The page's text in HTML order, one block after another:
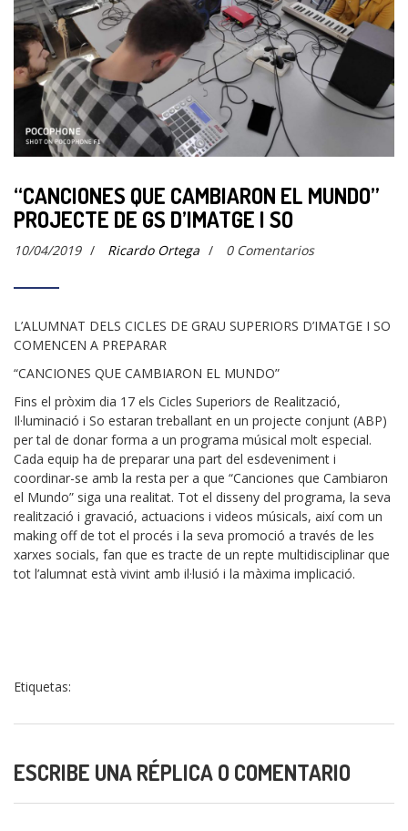
“CANCIONES QUE CAMBIARON EL MUNDO”
PROJECTE DE GS D’IMATGE I SO
10/04/2019 / Ricardo Ortega / 0 Comentarios
L’ALUMNAT DELS CICLES DE GRAU SUPERIORS D’IMATGE I SO
COMENCEN A PREPARAR
“CANCIONES QUE CAMBIARON EL MUNDO”
Fins el pròxim dia 17 els Cicles Superiors de Realització,
Il·luminació i So estaran treballant en un projecte conjunt (ABP)
per tal de donar forma a un programa músical molt especial.
Cada equip ha de preparar una part del esdeveniment i
coordinar-se amb la resta per a que “Canciones que Cambiaron
el Mundo” siga una realitat. Tot el disseny del programa, la seva
realització i gravació, actuacions i videos músicals, així com un
making off de tot el procés i la seva promoció a través de les
xarxes socials, fan que es tracte de un repte multidisciplinar que
tot l’alumnat està vivint amb il·lusió i la màxima implicació.
Etiquetas:
ESCRIBE UNA RÉPLICA O COMENTARIO